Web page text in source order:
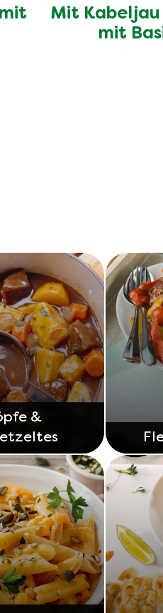
Mit
mit
&